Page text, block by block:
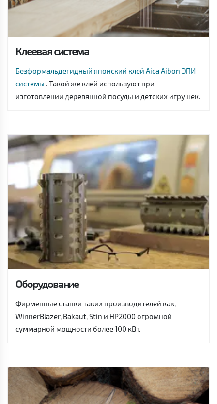
Клеевая система
Безформальдегидный японский клей Aica Aibon ЭПИ-
системы . Такой же клей используют при
изготовлении деревянной посуды и детских игрушек.
Оборудование
Фирменные станки таких производителей как,
WinnerBlazer, Bakaut, Stin и HP2000 огромной
суммарной мощности более 100 кВт.